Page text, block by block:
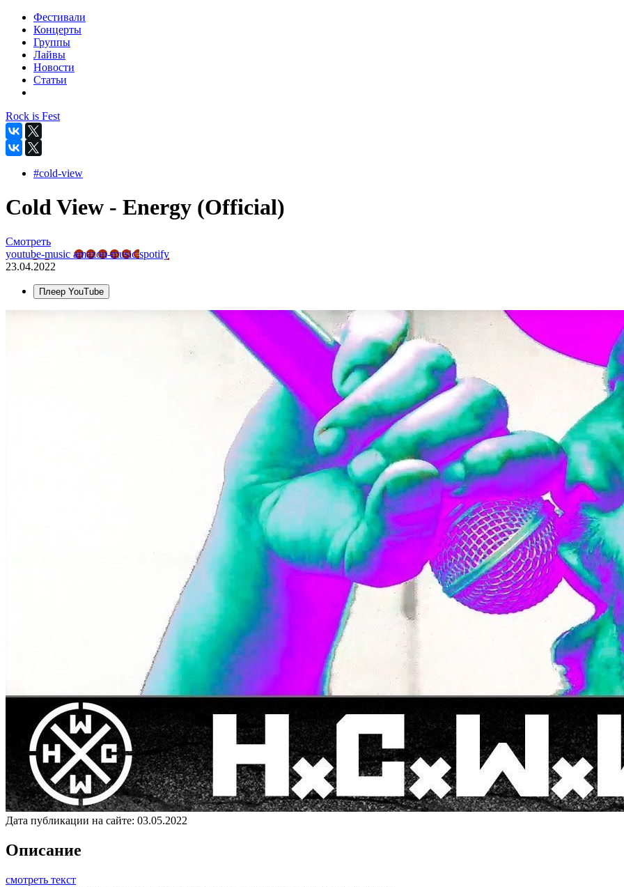
Фестивали
Концерты
Группы
Лайвы
Новости
Статьи
Rock is Fest
#cold-view
Cold View - Energy (Official)
Смотреть
youtube-music amazon-musicspotify
23.04.2022
Плеер YouTube
Дата публикации на сайте: 03.05.2022
Описание
смотреть текст